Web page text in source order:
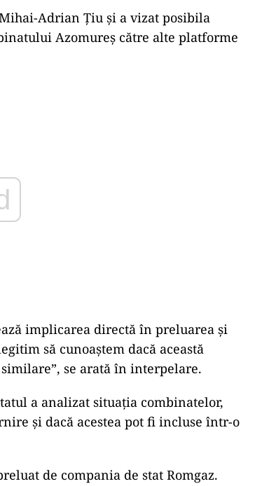
Adrian Țiu și a vizat posibila
Azomureș către alte platforme
implicarea directă în preluarea și
să cunoaștem dacă această
se arată în interpelare.
a analizat situația combinatelor,
și dacă acestea pot fi incluse într-o
de compania de stat Romgaz.